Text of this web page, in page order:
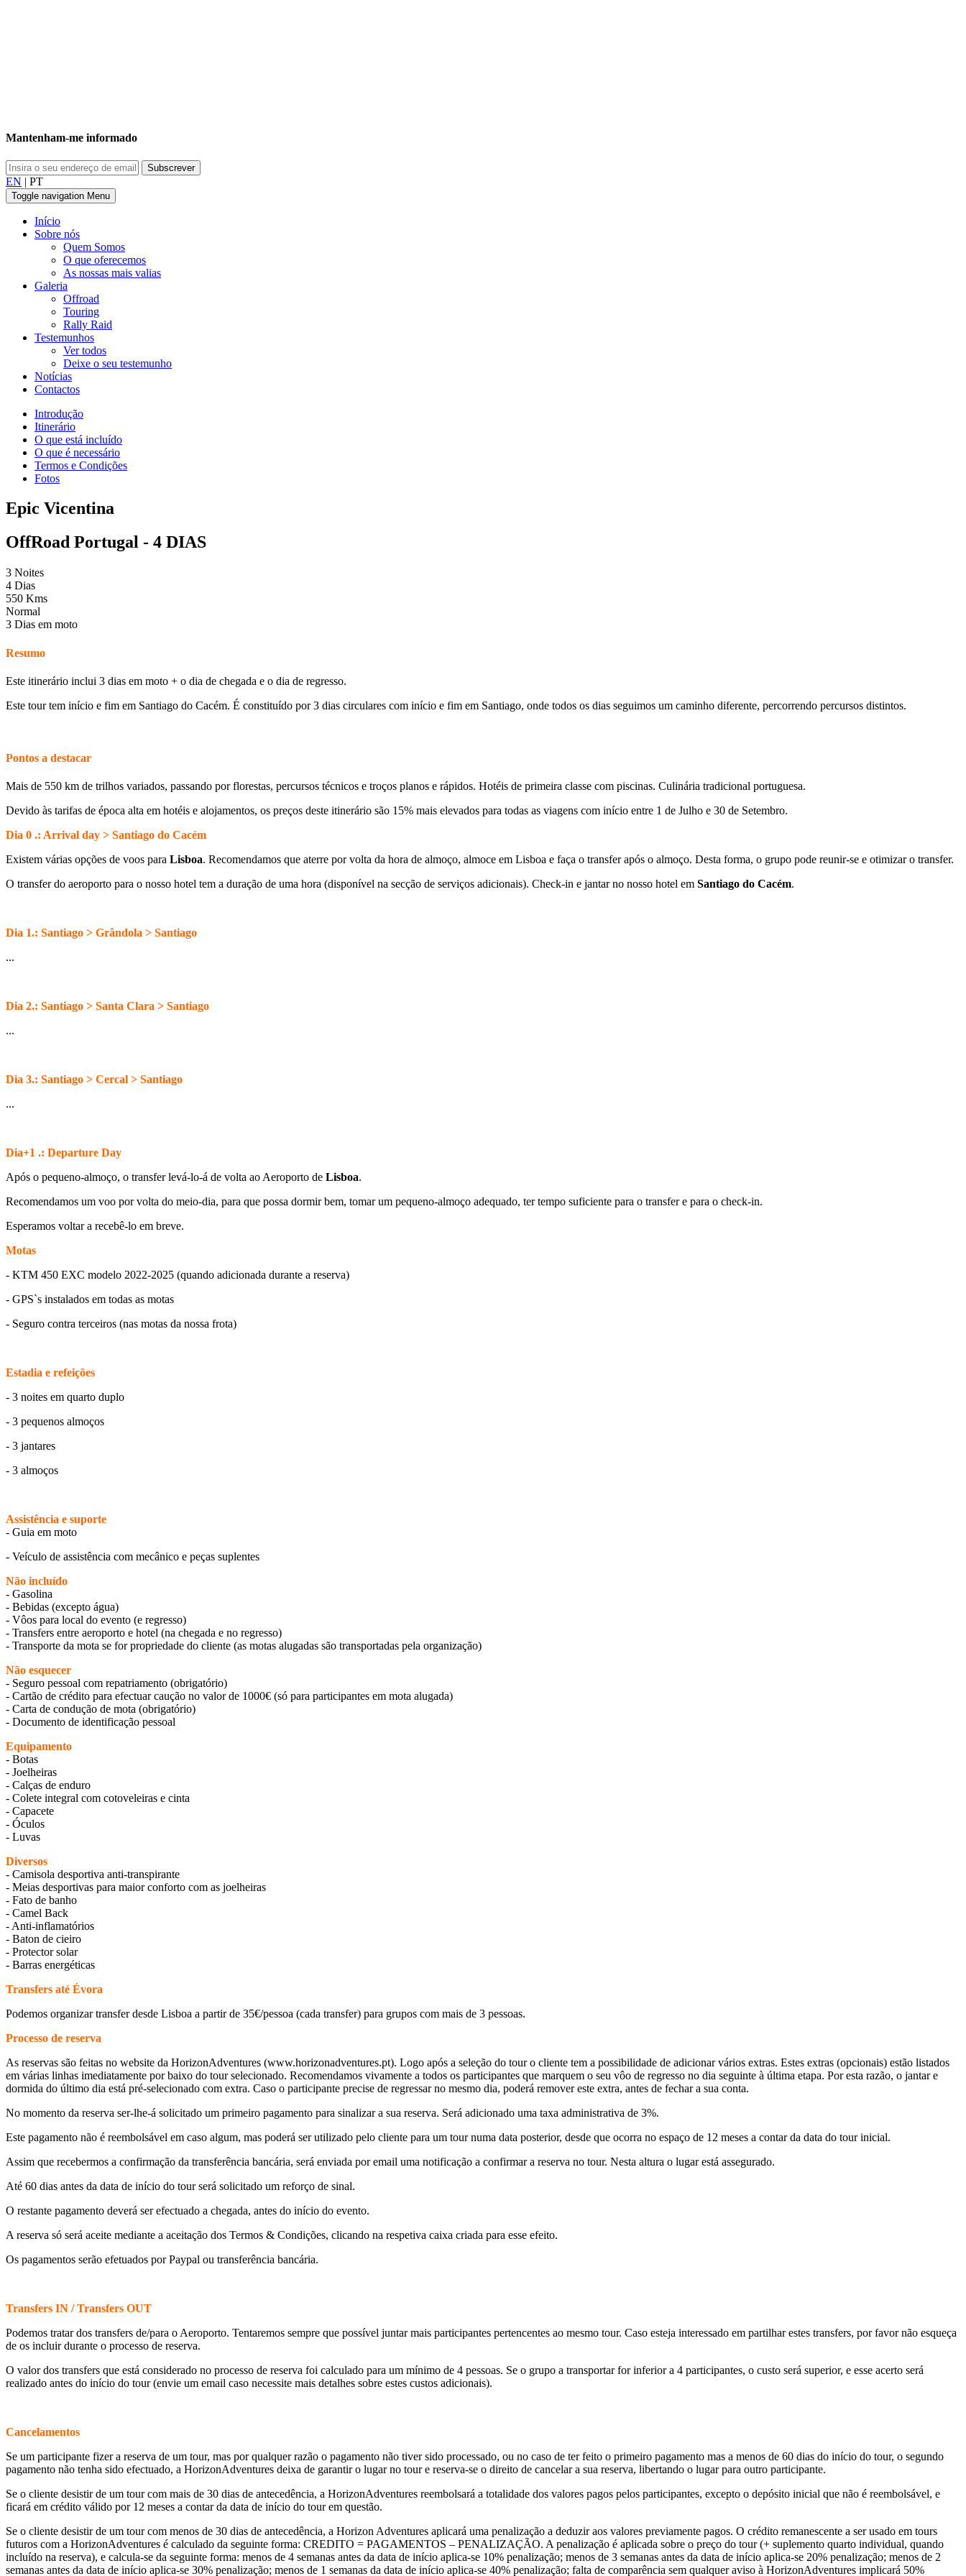
Mantenham-me informado
EN | PT
Toggle navigation Menu
Início
Sobre nós
Quem Somos
O que oferecemos
As nossas mais valias
Galeria
Offroad
Touring
Rally Raid
Testemunhos
Ver todos
Deixe o seu testemunho
Notícias
Contactos
Introdução
Itinerário
O que está incluído
O que é necessário
Termos e Condições
Fotos
Epic Vicentina
OffRoad Portugal - 4 DIAS
3 Noites
4 Dias
550 Kms
Normal
3 Dias em moto
Resumo
Este itinerário inclui 3 dias em moto + o dia de chegada e o dia de regresso.
Este tour tem início e fim em Santiago do Cacém. É constituído por 3 dias circulares com início e fim em Santiago, onde todos os dias seguimos um caminho diferente, percorrendo percursos distintos.
Pontos a destacar
Mais de 550 km de trilhos variados, passando por florestas, percursos técnicos e troços planos e rápidos. Hotéis de primeira classe com piscinas. Culinária tradicional portuguesa.
Devido às tarifas de época alta em hotéis e alojamentos, os preços deste itinerário são 15% mais elevados para todas as viagens com início entre 1 de Julho e 30 de Setembro.
Dia 0 .: Arrival day > Santiago do Cacém
Existem várias opções de voos para Lisboa. Recomendamos que aterre por volta da hora de almoço, almoce em Lisboa e faça o transfer após o almoço. Desta forma, o grupo pode reunir-se e otimizar o transfer.
O transfer do aeroporto para o nosso hotel tem a duração de uma hora (disponível na secção de serviços adicionais). Check-in e jantar no nosso hotel em Santiago do Cacém.
Dia 1.: Santiago > Grândola > Santiago
...
Dia 2.: Santiago > Santa Clara > Santiago
...
Dia 3.: Santiago > Cercal > Santiago
...
Dia+1 .: Departure Day
Após o pequeno-almoço, o transfer levá-lo-á de volta ao Aeroporto de Lisboa.
Recomendamos um voo por volta do meio-dia, para que possa dormir bem, tomar um pequeno-almoço adequado, ter tempo suficiente para o transfer e para o check-in.
Esperamos voltar a recebê-lo em breve.
Motas
- KTM 450 EXC modelo 2022-2025 (quando adicionada durante a reserva)
- GPS`s instalados em todas as motas
- Seguro contra terceiros (nas motas da nossa frota)
Estadia e refeições
- 3 noites em quarto duplo
- 3 pequenos almoços
- 3 jantares
- 3 almoços
Assistência e suporte
- Guia em moto
- Veículo de assistência com mecânico e peças suplentes
Não incluído
- Gasolina
- Bebidas (excepto água)
- Vôos para local do evento (e regresso)
- Transfers entre aeroporto e hotel (na chegada e no regresso)
- Transporte da mota se for propriedade do cliente (as motas alugadas são transportadas pela organização)
Não esquecer
- Seguro pessoal com repatriamento (obrigatório)
- Cartão de crédito para efectuar caução no valor de 1000€ (só para participantes em mota alugada)
- Carta de condução de mota (obrigatório)
- Documento de identificação pessoal
Equipamento
- Botas
- Joelheiras
- Calças de enduro
- Colete integral com cotoveleiras e cinta
- Capacete
- Óculos
- Luvas
Diversos
- Camisola desportiva anti-transpirante
- Meias desportivas para maior conforto com as joelheiras
- Fato de banho
- Camel Back
- Anti-inflamatórios
- Baton de cieiro
- Protector solar
- Barras energéticas
Transfers até Évora
Podemos organizar transfer desde Lisboa a partir de 35€/pessoa (cada transfer) para grupos com mais de 3 pessoas.
Processo de reserva
As reservas são feitas no website da HorizonAdventures (www.horizonadventures.pt). Logo após a seleção do tour o cliente tem a possibilidade de adicionar vários extras. Estes extras (opcionais) estão listados
em várias linhas imediatamente por baixo do tour selecionado. Recomendamos vivamente a todos os participantes que marquem o seu vôo de regresso no dia seguinte à última etapa. Por esta razão, o jantar e
dormida do último dia está pré-selecionado com extra. Caso o participante precise de regressar no mesmo dia, poderá remover este extra, antes de fechar a sua conta.
No momento da reserva ser-lhe-á solicitado um primeiro pagamento para sinalizar a sua reserva. Será adicionado uma taxa administrativa de 3%.
Este pagamento não é reembolsável em caso algum, mas poderá ser utilizado pelo cliente para um tour numa data posterior, desde que ocorra no espaço de 12 meses a contar da data do tour inicial.
Assim que recebermos a confirmação da transferência bancária, será enviada por email uma notificação a confirmar a reserva no tour. Nesta altura o lugar está assegurado.
Até 60 dias antes da data de início do tour será solicitado um reforço de sinal.
O restante pagamento deverá ser efectuado a chegada, antes do início do evento.
A reserva só será aceite mediante a aceitação dos Termos & Condições, clicando na respetiva caixa criada para esse efeito.
Os pagamentos serão efetuados por Paypal ou transferência bancária.
Transfers IN / Transfers OUT
Podemos tratar dos transfers de/para o Aeroporto. Tentaremos sempre que possível juntar mais participantes pertencentes ao mesmo tour. Caso esteja interessado em partilhar estes transfers, por favor não esqueça
de os incluir durante o processo de reserva.
O valor dos transfers que está considerado no processo de reserva foi calculado para um mínimo de 4 pessoas. Se o grupo a transportar for inferior a 4 participantes, o custo será superior, e esse acerto será
realizado antes do início do tour (envie um email caso necessite mais detalhes sobre estes custos adicionais).
Cancelamentos
Se um participante fizer a reserva de um tour, mas por qualquer razão o pagamento não tiver sido processado, ou no caso de ter feito o primeiro pagamento mas a menos de 60 dias do início do tour, o segundo
pagamento não tenha sido efectuado, a HorizonAdventures deixa de garantir o lugar no tour e reserva-se o direito de cancelar a sua reserva, libertando o lugar para outro participante.
Se o cliente desistir de um tour com mais de 30 dias de antecedência, a HorizonAdventures reembolsará a totalidade dos valores pagos pelos participantes, excepto o depósito inicial que não é reembolsável, e
ficará em crédito válido por 12 meses a contar da data de início do tour em questão.
Se o cliente desistir de um tour com menos de 30 dias de antecedência, a Horizon Adventures aplicará uma penalização a deduzir aos valores previamente pagos. O crédito remanescente a ser usado em tours
futuros com a HorizonAdventures é calculado da seguinte forma: CREDITO = PAGAMENTOS – PENALIZAÇÃO. A penalização é aplicada sobre o preço do tour (+ suplemento quarto individual, quando
incluído na reserva), e calcula-se da seguinte forma: menos de 4 semanas antes da data de início aplica-se 10% penalização; menos de 3 semanas antes da data de início aplica-se 20% penalização; menos de 2
semanas antes da data de início aplica-se 30% penalização; menos de 1 semanas da data de início aplica-se 40% penalização; falta de comparência sem qualquer aviso à HorizonAdventures implicará 50%